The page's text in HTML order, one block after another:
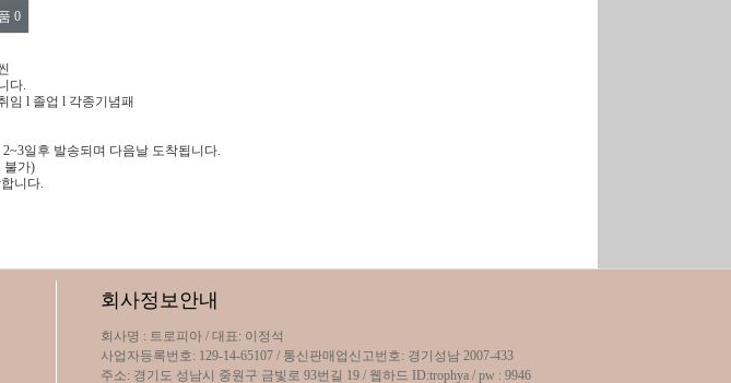
0
다.
임 l 졸업 l 각종기념패
일후 발송되며 다음날 도착됩니다.
불가)
니다.
회사정보안내
회사명 : 트로피아 / 대표: 이정석
사업자등록번호: 129-14-65107 / 통신판매업신고번호: 경기성남 2007-433
주소: 경기도 성남시 중원구 금빛로 93번길 19 / 웹하드 ID:trophya / pw : 9946